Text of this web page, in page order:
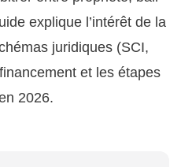
explique l’intérêt de la
juridiques (SCI,
et les étapes
2026.